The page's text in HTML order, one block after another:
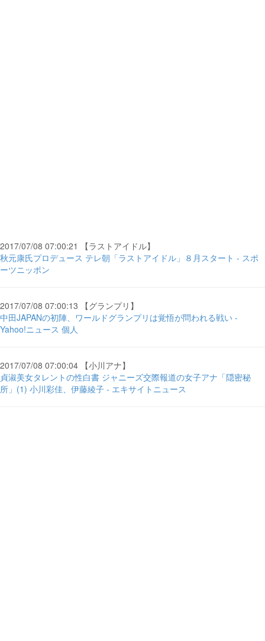
2017/07/08 07:00:21 【ラストアイドル】
秋元康氏プロデュース テレ朝「ラストアイドル」８月スタート - スポ
ーツニッポン
2017/07/08 07:00:13 【グランプリ】
中田JAPANの初陣、ワールドグランプリは覚悟が問われる戦い -
Yahoo!ニュース 個人
2017/07/08 07:00:04 【小川アナ】
貞淑美女タレントの性白書 ジャニーズ交際報道の女子アナ「隠密秘
所」(1) 小川彩佳、伊藤綾子 - エキサイトニュース